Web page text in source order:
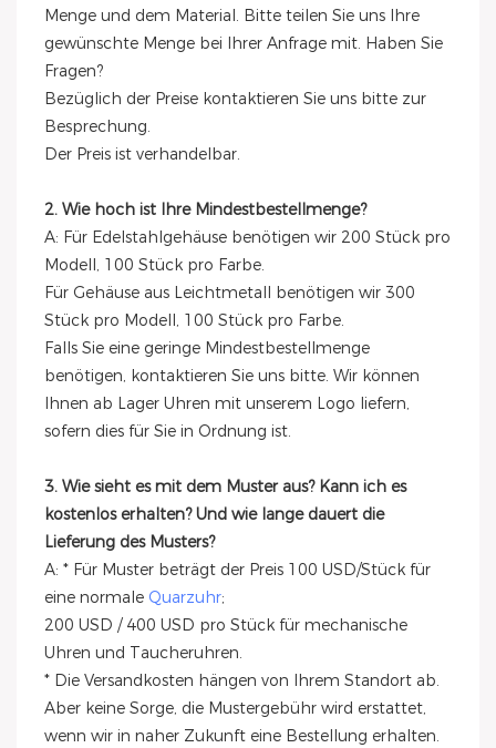
Menge und dem Material. Bitte teilen Sie uns Ihre
gewünschte Menge bei Ihrer Anfrage mit. Haben Sie
Fragen?
Bezüglich der Preise kontaktieren Sie uns bitte zur
Besprechung.
Der Preis ist verhandelbar.
2. Wie hoch ist Ihre Mindestbestellmenge?
A: Für Edelstahlgehäuse benötigen wir 200 Stück pro
Modell, 100 Stück pro Farbe.
Für Gehäuse aus Leichtmetall benötigen wir 300
Stück pro Modell, 100 Stück pro Farbe.
Falls Sie eine geringe Mindestbestellmenge
benötigen, kontaktieren Sie uns bitte. Wir können
Ihnen ab Lager Uhren mit unserem Logo liefern,
sofern dies für Sie in Ordnung ist.
3. Wie sieht es mit dem Muster aus? Kann ich es
kostenlos erhalten? Und wie lange dauert die
Lieferung des Musters?
A: * Für Muster beträgt der Preis 100 USD/Stück für
eine normale Quarzuhr;
200 USD / 400 USD pro Stück für mechanische
Uhren und Taucheruhren.
* Die Versandkosten hängen von Ihrem Standort ab.
Aber keine Sorge, die Mustergebühr wird erstattet,
wenn wir in naher Zukunft eine Bestellung erhalten.